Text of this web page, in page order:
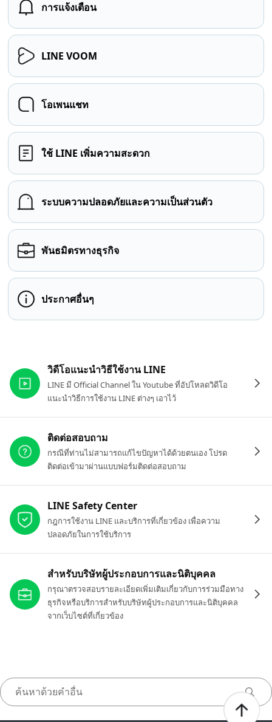
การแจ้งเตือน
LINE VOOM
โอเพนแชท
ใช้ LINE เพิ่มความสะดวก
ระบบความปลอดภัยและความเป็นส่วนตัว
พันธมิตรทางธุรกิจ
ประกาศอื่นๆ
วิดีโอแนะนำวิธีใช้งาน LINE
LINE มี Official Channel ใน Youtube ที่อัปโหลดวิดีโอ
แนะนำวิธีการใช้งาน LINE ต่างๆ เอาไว้
ติดต่อสอบถาม
กรณีที่ท่านไม่สามารถแก้ไขปัญหาได้ด้วยตนเอง โปรด
ติดต่อเข้ามาผ่านแบบฟอร์มติดต่อสอบถาม
LINE Safety Center
กฎการใช้งาน LINE และบริการที่เกี่ยวข้อง เพื่อความ
ปลอดภัยในการใช้บริการ
สำหรับบริษัทผู้ประกอบการและนิติบุคคล
กรุณาตรวจสอบรายละเอียดเพิ่มเติมเกี่ยวกับการร่วมมือทาง
ธุรกิจหรือบริการสำหรับบริษัทผู้ประกอบการและนิติบุคคล
จากเว็บไซต์ที่เกี่ยวข้อง